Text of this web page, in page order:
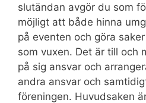
slutändan avgör du som
möjligt att både hinna
på eventen och göra
som vuxen. Det är till och
på sig ansvar och
andra ansvar och
föreningen. Huvudsaken